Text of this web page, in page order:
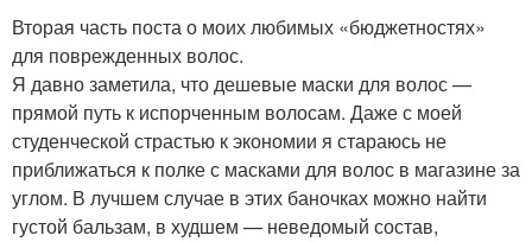
Вторая часть поста о моих любимых «бюджетностях»
для поврежденных волос.
Я давно заметила, что дешевые маски для волос —
прямой путь к испорченным волосам. Даже с моей
студенческой страстью к экономии я стараюсь не
приближаться к полке с масками для волос в магазине за
углом. В лучшем случае в этих баночках можно найти
густой бальзам, в худшем — неведомый состав,